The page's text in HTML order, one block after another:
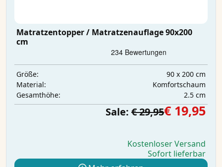
Matratzentopper / Matratzenauflage 90x200
cm
Größe:
90 x 200 cm
Material:
Komfortschaum
Gesamthöhe:
2.5 cm
Sale: € 29,95€ 19,95
Kostenloser Versand
Sofort lieferbar